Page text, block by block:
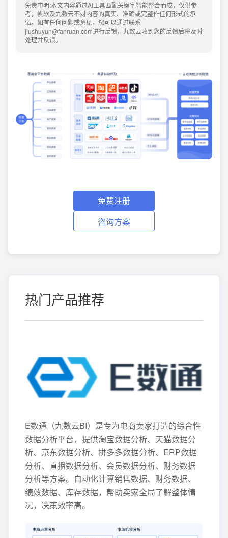
免责申明:本文内容通过AI工具匹配关键字智能整合而成，仅供参
考，帆软及九数云不对内容的真实、准确或完整作任何形式的承
诺。如有任何问题或意见，您可以通过联系
jiushuyun@fanruan.com进行反馈，九数云收到您的反馈后将及时
处理并反馈。
免费注册
咨询方案
热门产品推荐
E数通（九数云BI）是专为电商卖家打造的综合性
数据分析平台，提供淘宝数据分析、天猫数据分
析、京东数据分析、拼多多数据分析、ERP数据
分析、直播数据分析、会员数据分析、财务数据
分析等方案。自动化计算销售数据、财务数据、
绩效数据、库存数据，帮助卖家全局了解整体情
况，决策效率高。